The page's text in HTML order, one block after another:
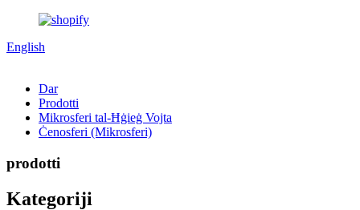
English
Dar
Prodotti
Mikrosferi tal-Ħġieġ Vojta
Ċenosferi (Mikrosferi)
prodotti
Kategoriji